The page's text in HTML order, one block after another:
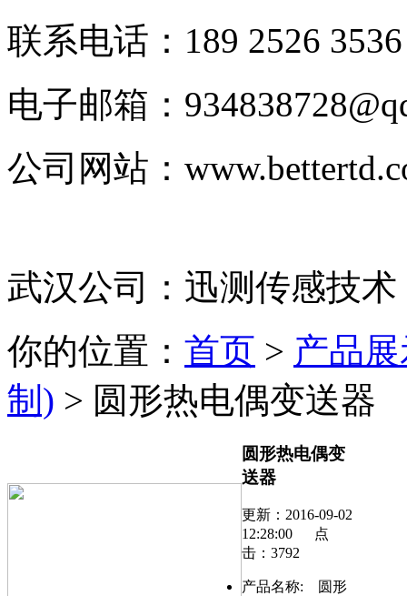
联系电话：189 2526 3536
电子邮箱：
公司网站：
武汉公司：迅测传感技
你的位置： 首页 > 产品
制) > 圆形热电偶变送器
圆形热电偶变
送器
更新：2016-09-02
12:28:00 点
击：3792
产品名称:
圆形